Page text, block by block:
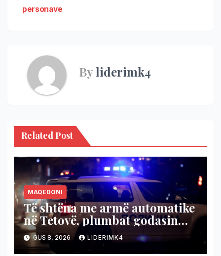
personave
Byliderimk4
Related Post
MAQEDONI
Të shtëna me armë automatike
në Tetovë, plumbat godasin
shtëpinë dhe veturën e një 48-
vjeçari
GUS 8, 2026 LIDERIMK4